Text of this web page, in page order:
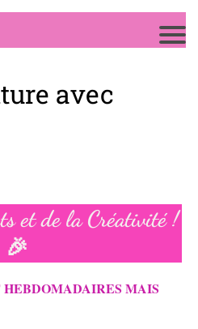
avec
et de la Créativité !
🎉
HEBDOMADAIRES MAIS